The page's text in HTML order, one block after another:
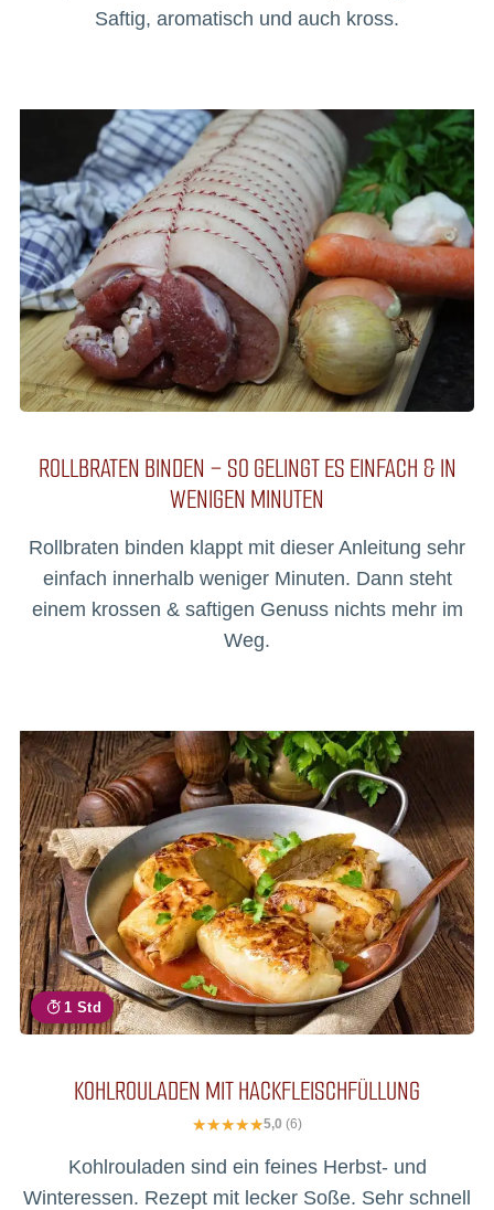
Saftig, aromatisch und auch kross.
ROLLBRATEN BINDEN – SO GELINGT ES EINFACH & IN
WENIGEN MINUTEN
Rollbraten binden klappt mit dieser Anleitung sehr
einfach innerhalb weniger Minuten. Dann steht
einem krossen & saftigen Genuss nichts mehr im
Weg.
1 Std
KOHLROULADEN MIT HACKFLEISCHFÜLLUNG
5,0 (6)
Kohlrouladen sind ein feines Herbst- und
Winteressen. Rezept mit lecker Soße. Sehr schnell